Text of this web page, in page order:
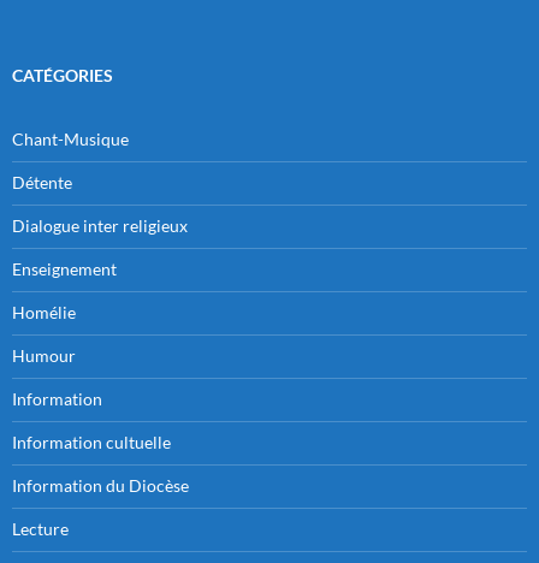
CATÉGORIES
Chant-Musique
Détente
Dialogue inter religieux
Enseignement
Homélie
Humour
Information
Information cultuelle
Information du Diocèse
Lecture